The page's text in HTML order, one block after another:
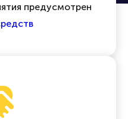
предусмотрен